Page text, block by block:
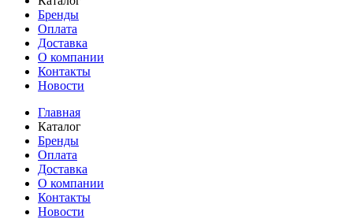
Бренды
Оплата
Доставка
О компании
Контакты
Новости
Главная
Каталог
Бренды
Оплата
Доставка
О компании
Контакты
Новости